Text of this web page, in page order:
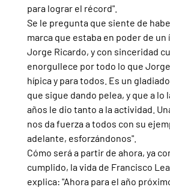
para lograr el récord".
Se le pregunta que siente de
marca que estaba en poder de un
Jorge Ricardo, y con sinceridad
enorgullece por todo lo que
hípica y para todos. Es un
que sigue dando pelea, y que a lo
años le dio tanto a la actividad.
nos da fuerza a todos con su
adelante, esforzándonos".
Cómo será a partir de ahora, ya
cumplido, la vida de Francisco
explica: "Ahora para el año